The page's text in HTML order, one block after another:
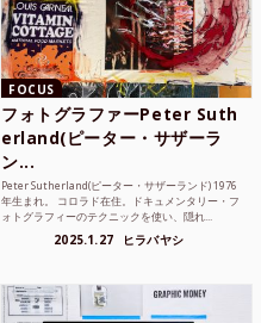
FOCUS
フォトグラファーPeter Suth
erland(ピーター・サザーラ
ン...
Peter Sutherland(ピーター・サザーランド) 1976
年生まれ。 コロラド在住。ドキュメンタリー・フ
ォトグラフィーのテクニックを使い、隠れ...
2025.1.27 ヒラバヤシ